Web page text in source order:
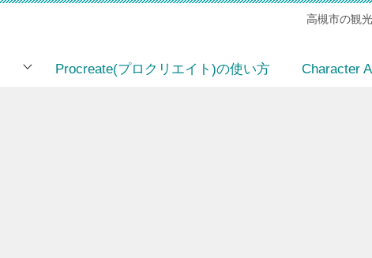
高槻市の観
Procreate(プロクリエイト)の使い方 Character